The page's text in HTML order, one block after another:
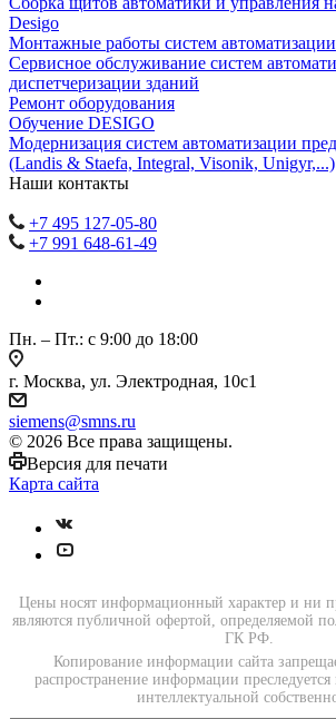
Desigo
Монтажные работы систем автоматизации
Сервисное обслуживание систем
диспетчеризации зданий
Ремонт оборудования
Обучение DESIGO
Модернизация систем автоматизации
(Landis & Staefa, Integral, Visonik, Unigyr,...)
Наши контакты
+7 495 127-05-80
+7 991 648-61-49
Пн. – Пт.: с 9:00 до 18:00
г. Москва, ул. Электродная, 10с1
siemens@smns.ru
© 2026 Все права защищены.
Версия для печати
Карта сайта
Цены носят информационный характер и ни
являются публичной офертой, определяемой
ГК РФ.
Копирование информации сайта
распространение информации
интеллектуальной